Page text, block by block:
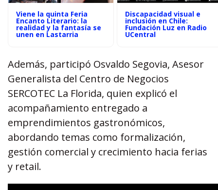
Viene la quinta Feria
Encanto Literario: la
realidad y la fantasía se
unen en Lastarria
Discapacidad visual e
inclusión en Chile:
Fundación Luz en Radio
UCentral
Además, participó Osvaldo Segovia, Asesor
Generalista del Centro de Negocios
SERCOTEC La Florida, quien explicó el
acompañamiento entregado a
emprendimientos gastronómicos,
abordando temas como formalización,
gestión comercial y crecimiento hacia ferias
y retail.